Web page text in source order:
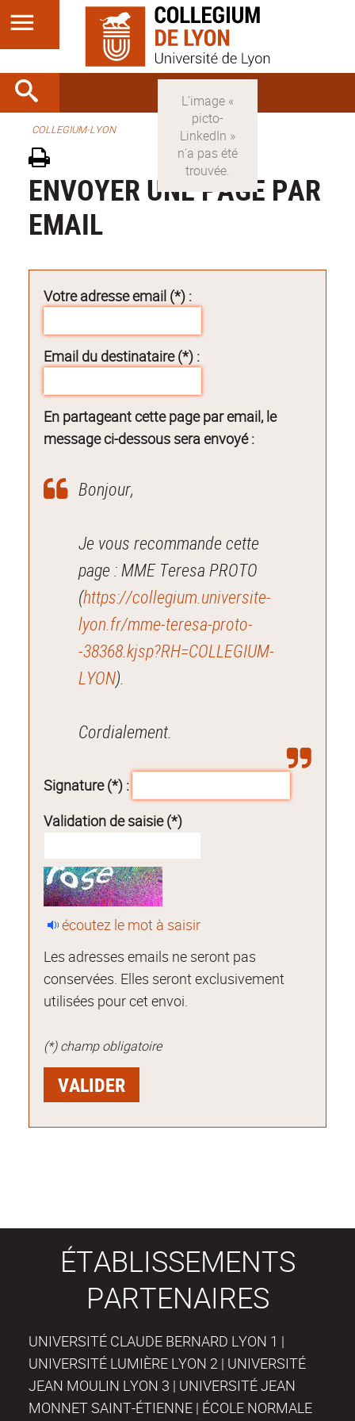
COLLEGIUM-LYON
ENVOYER UNE PAGE PAR
EMAIL
Votre adresse email (*) :
Email du destinataire (*) :
En partageant cette page par email, le
message ci-dessous sera envoyé :
Bonjour,
Je vous recommande cette
page : MME Teresa PROTO
(https://collegium.universite-
lyon.fr/mme-teresa-proto-
-38368.kjsp?RH=COLLEGIUM-
LYON).
Cordialement.
Signature (*) :
Validation de saisie (*)
écoutez le mot à saisir
Les adresses emails ne seront pas
conservées. Elles seront exclusivement
utilisées pour cet envoi.
(*) champ obligatoire
ÉTABLISSEMENTS
PARTENAIRES
UNIVERSITÉ CLAUDE BERNARD LYON 1 |
UNIVERSITÉ LUMIÈRE LYON 2 | UNIVERSITÉ
JEAN MOULIN LYON 3 | UNIVERSITÉ JEAN
MONNET SAINT-ÉTIENNE | ÉCOLE NORMALE